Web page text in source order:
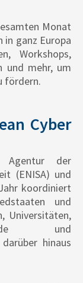
Monat
ganz Europa
Workshops,
und mehr, um
fördern.
Cyber
der
(ENISA) und
koordiniert
und
Universitäten,
und
hinaus